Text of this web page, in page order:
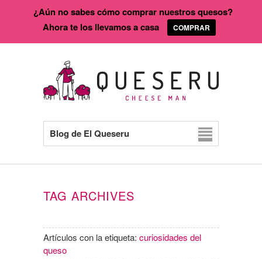
Blog de El Queseru
TAG ARCHIVES
Artículos con la etiqueta: curiosidades del
queso
¿Aún no sabes cómo comprar nuestros quesos?
Ahora te los llevamos a casa
COMPRAR